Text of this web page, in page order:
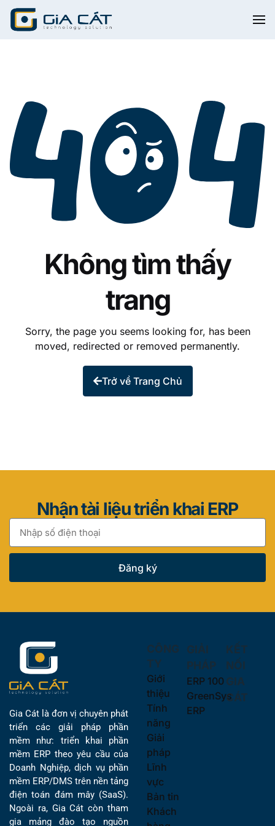
Không tìm thấy
trang
Sorry, the page you seems looking for, has been
moved, redirected or removed permanently.
Trở về Trang Chủ
Nhận tài liệu triển khai ERP
Đăng ký
Gia Cát là đơn vị chuyên phát
triển các giải pháp phần
mềm như: triển khai phần
mềm ERP theo yêu cầu của
Doanh Nghiệp, dịch vụ phần
mềm ERP/DMS trên nền tảng
điện toán đám mây (SaaS).
Ngoài ra, Gia Cát còn tham
gia mảng đào tạo nguồn
CÔNG
TY
Giới
thiệu
Tính
năng
Giải
pháp
Lĩnh
vực
Bản tin
Khách
GIẢI
PHÁP
ERP 100
GreenSys
ERP
KẾT
NỐI
GIA
CÁT